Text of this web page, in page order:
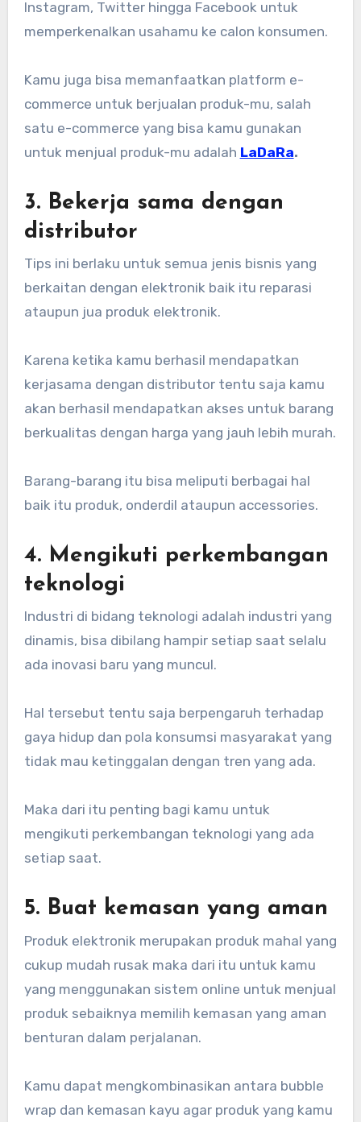
Instagram, Twitter hingga Facebook untuk
memperkenalkan usahamu ke calon konsumen.
Kamu juga bisa memanfaatkan platform e-
commerce untuk berjualan produk-mu, salah
satu e-commerce yang bisa kamu gunakan
untuk menjual produk-mu adalah LaDaRa.
3. Bekerja sama dengan
distributor
Tips ini berlaku untuk semua jenis bisnis yang
berkaitan dengan elektronik baik itu reparasi
ataupun jua produk elektronik.
Karena ketika kamu berhasil mendapatkan
kerjasama dengan distributor tentu saja kamu
akan berhasil mendapatkan akses untuk barang
berkualitas dengan harga yang jauh lebih murah.
Barang-barang itu bisa meliputi berbagai hal
baik itu produk, onderdil ataupun accessories.
4. Mengikuti perkembangan
teknologi
Industri di bidang teknologi adalah industri yang
dinamis, bisa dibilang hampir setiap saat selalu
ada inovasi baru yang muncul.
Hal tersebut tentu saja berpengaruh terhadap
gaya hidup dan pola konsumsi masyarakat yang
tidak mau ketinggalan dengan tren yang ada.
Maka dari itu penting bagi kamu untuk
mengikuti perkembangan teknologi yang ada
setiap saat.
5. Buat kemasan yang aman
Produk elektronik merupakan produk mahal yang
cukup mudah rusak maka dari itu untuk kamu
yang menggunakan sistem online untuk menjual
produk sebaiknya memilih kemasan yang aman
benturan dalam perjalanan.
Kamu dapat mengkombinasikan antara bubble
wrap dan kemasan kayu agar produk yang kamu